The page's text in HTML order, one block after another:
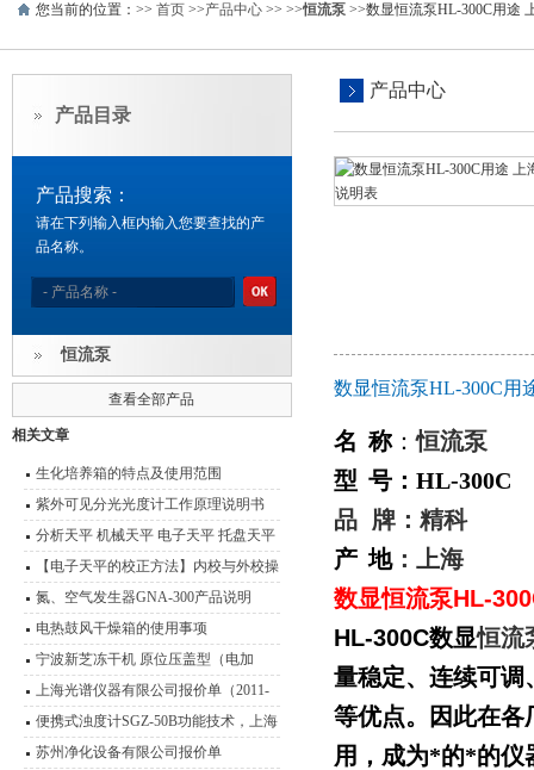
您当前的位置：>> 首页 >>产品中心 >> >>恒流泵 >>数显恒流泵HL-300C用途
产品目录
产品搜索：
请在下列输入框内输入您要查找的产
品名称。
恒流泵
查看全部产品
相关文章
生化培养箱的特点及使用范围
紫外可见分光光度计工作原理说明书
分析天平 机械天平 电子天平 托盘天平
精密天平 电子秤 扭力天平 液体比重天
平 静水力学天平 酸度计 电导率仪 溶氧
仪 离子计 滴定仪 水份测定仪 电极 浓
度计 OR
【电子天平的校正方法】内校与外校操
作流程介绍
氮、空气发生器GNA-300产品说明
电热鼓风干燥箱的使用事项
宁波新芝冻干机 原位压盖型（电加
热）冷冻干燥机
上海光谱仪器有限公司报价单（2011-
2012）
便携式浊度计SGZ-50B功能技术，上海
悦丰浊度仪应用范围
苏州净化设备有限公司报价单
产品中心
数显恒流泵HL-300C用
名 称：恒流泵
型 号： HL-300C
品 牌：精科
产 地：上海
数显恒流泵HL-
HL-300C数显恒流
量稳定、连续可调
等优点。因此在各
用，成为*的*的仪